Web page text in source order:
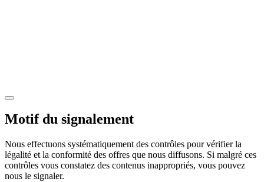
Motif du signalement
Nous effectuons systématiquement des contrôles pour vérifier la
légalité et la conformité des offres que nous diffusons. Si malgré ces
contrôles vous constatez des contenus inappropriés, vous pouvez
nous le signaler.